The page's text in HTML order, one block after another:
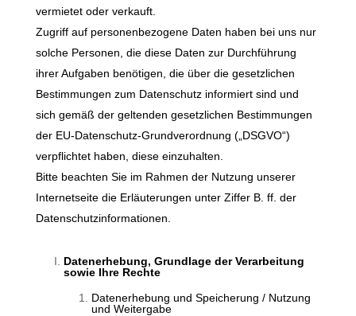
vermietet oder verkauft.
Zugriff auf personenbezogene Daten haben bei uns nur
solche Personen, die diese Daten zur Durchführung
ihrer Aufgaben benötigen, die über die gesetzlichen
Bestimmungen zum Datenschutz informiert sind und
sich gemäß der geltenden gesetzlichen Bestimmungen
der EU-Datenschutz-Grundverordnung („DSGVO“)
verpflichtet haben, diese einzuhalten.
Bitte beachten Sie im Rahmen der Nutzung unserer
Internetseite die Erläuterungen unter Ziffer B. ff. der
Datenschutzinformationen.
Datenerhebung, Grundlage der Verarbeitung
sowie Ihre Rechte
Datenerhebung und Speicherung / Nutzung
und Weitergabe